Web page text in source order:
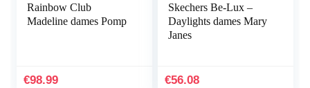
Rainbow Club
Madeline dames Pomp
€98.99
Skechers Be-Lux –
Daylights dames Mary
Janes
€56.08